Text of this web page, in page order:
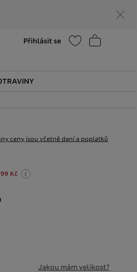
Přihlásit se
ceny jsou včetně daní a poplatků
Kč
Jakou mám velikost?